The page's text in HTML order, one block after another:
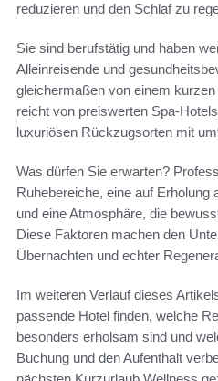
reduzieren und den Schlaf zu
Sie sind berufstätig und haben
Alleinreisende und
gleichermaßen von einem
reicht von preiswerten Spa-
luxuriösen Rückzugsorten mit
Was dürfen Sie erwarten?
Ruhebereiche, eine auf Erholung
und eine Atmosphäre, die
Diese Faktoren machen den
Übernachten und echter
Im weiteren Verlauf dieses
passende Hotel finden, welche
besonders erholsam sind und
Buchung und den Aufenthalt